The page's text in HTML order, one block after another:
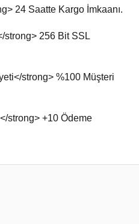
ederiz.
veya görüntülenemiyor.
bulunuyor.
pahalı.